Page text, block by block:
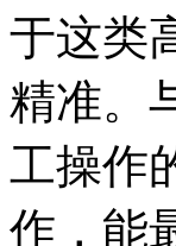
于这类
精准。
工操作
作，能